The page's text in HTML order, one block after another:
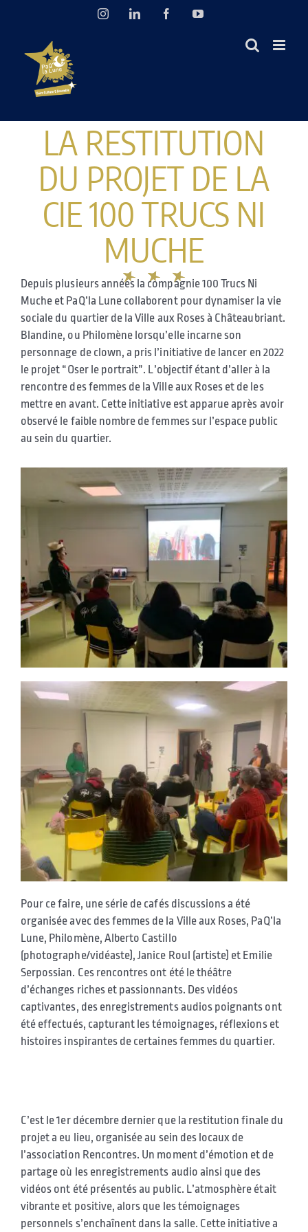
InstagramLinkedIn FacebookYouTube
LA RESTITUTION
DU PROJET DE LA
CIE 100 TRUCS NI
MUCHE
Depuis plusieurs années la compagnie 100 Trucs Ni
Muche et PaQ’la Lune collaborent pour dynamiser la vie
sociale du quartier de la Ville aux Roses à Châteaubriant.
Blandine, ou Philomène lorsqu’elle incarne son
personnage de clown, a pris l’initiative de lancer en 2022
le projet “Oser le portrait”. L’objectif étant d’aller à la
rencontre des femmes de la Ville aux Roses et de les
mettre en avant. Cette initiative est apparue après avoir
observé le faible nombre de femmes sur l’espace public
au sein du quartier.
Pour ce faire, une série de cafés discussions a été
organisée avec des femmes de la Ville aux Roses, PaQ’la
Lune, Philomène, Alberto Castillo
(photographe/vidéaste), Janice Roul (artiste) et Emilie
Serpossian. Ces rencontres ont été le théâtre
d’échanges riches et passionnants. Des vidéos
captivantes, des enregistrements audios poignants ont
été effectués, capturant les témoignages, réflexions et
histoires inspirantes de certaines femmes du quartier.
C’est le 1er décembre dernier que la restitution finale du
projet a eu lieu, organisée au sein des locaux de
l’association Rencontres. Un moment d’émotion et de
partage où les enregistrements audio ainsi que des
vidéos ont été présentés au public. L’atmosphère était
vibrante et positive, alors que les témoignages
personnels s’enchaînent dans la salle. Cette initiative a